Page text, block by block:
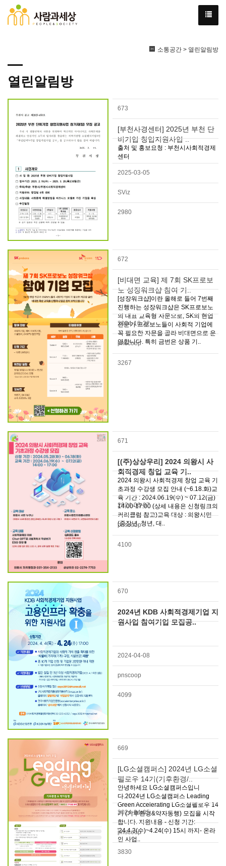
소통공간 > 열린알림방
열린알림방
673
[부천사경센터] 2025년 부천 단
비기업 창업지원사업 ..
출처 및 홍보요청 : 부천시사회적경제
센터
2025-03-05
SViz
2980
672
[비대면 교육] 제 7회 SK프로보
노 성장워크샵 참여 기..
[성장워크샵]이란 올해로 들어 7번째
진행하는 성장워크샵은 SK프로보노
의 대표 교육형 자문으로, SK의 현업
전문가 프로보노들이 사회적 기업에
꼭 필요한 자문을 골라 비대면으로 운
영합니다. 특히 금번은 상품 기..
2024-10-22
pnscoop
3267
671
[(주)상상우리] 2024 의왕시 사
회적경제 창업 교육 기..
2024 의왕시 사회적경제 창업 교육 기
초과정 수강생 모집 안내 (~6.18.화)교
육 기간 : 2024.06.19(수) ~ 07.12(금)
14:00-17:00 (상세 내용은 신청링크의
커리큘럼 참고)교육 대상 : 의왕시민
(중장년, 청년, 대..
2024-06-07
pnscoop
4100
670
2024년 KDB 사회적경제기업 지
원사업 참여기업 모집공..
2024-04-08
pnscoop
4099
669
[LG소셜캠퍼스] 2024년 LG소셜
펠로우 14기(기후환경/..
안녕하세요 LG소셜캠퍼스입니
다.2024년 LG소셜캠퍼스 Leading
Green Accelerating LG소셜펠로우 14
기 (기후환경&약자동행) 모집을 시작
합니다. 지원내용 - 신청 기간:
'24.4.3(수)~4.24(수) 15시 까지- 온라
인 사업..
2024-04-05
pnscoop
3830